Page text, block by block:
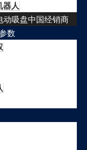
器人
动吸盘中国经销商
数